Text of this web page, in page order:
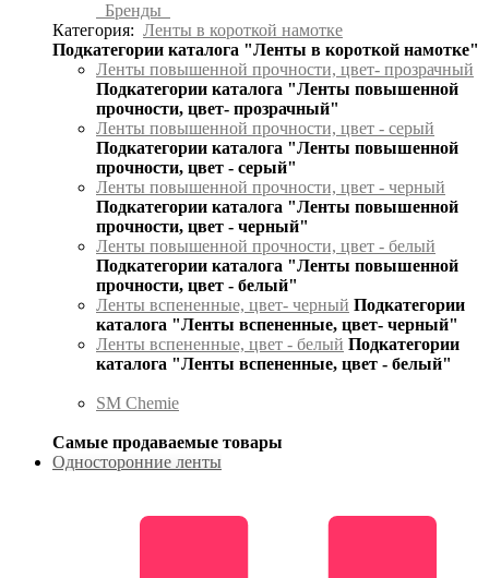
Бренды
Категория: Ленты в короткой намотке
Подкатегории каталога "Ленты в короткой намотке"
Ленты повышенной прочности, цвет- прозрачный
Подкатегории каталога "Ленты повышенной
прочности, цвет- прозрачный"
Ленты повышенной прочности, цвет - серый
Подкатегории каталога "Ленты повышенной
прочности, цвет - серый"
Ленты повышенной прочности, цвет - черный
Подкатегории каталога "Ленты повышенной
прочности, цвет - черный"
Ленты повышенной прочности, цвет - белый
Подкатегории каталога "Ленты повышенной
прочности, цвет - белый"
Ленты вспененные, цвет- черный Подкатегории
каталога "Ленты вспененные, цвет- черный"
Ленты вспененные, цвет - белый Подкатегории
каталога "Ленты вспененные, цвет - белый"
SM Chemie
Самые продаваемые товары
Односторонние ленты